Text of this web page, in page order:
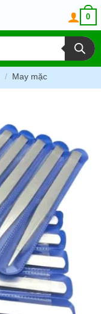
0
/ May mặc